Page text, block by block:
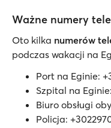
Ważne numery
Oto kilka numerów
podczas wakacji na
Port na Eginie:
Szpital na
Biuro obsługi
Policja: